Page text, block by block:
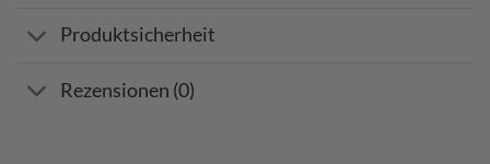
Produktsicherheit
Rezensionen (0)